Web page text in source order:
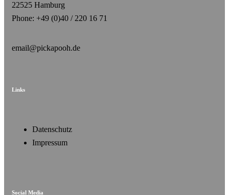
22525 Hamburg
Phone: +49 (0)40 / 220 16 71
email@pickapooh.de
Links
Datenschutz
Impressum
Social Media